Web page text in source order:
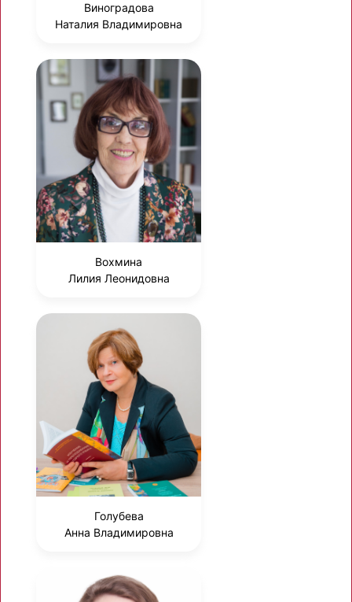
Виноградова
Наталия Владимировна
Вохмина
Лилия Леонидовна
Голубева
Анна Владимировна